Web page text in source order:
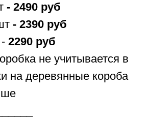
- 2490 руб
- 2390 руб
2290 руб
не учитывается в
на деревянные короба